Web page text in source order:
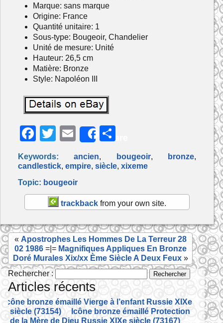
Marque: sans marque
Origine: France
Quantité unitaire: 1
Sous-type: Bougeoir, Chandelier
Unité de mesure: Unité
Hauteur: 26,5 cm
Matière: Bronze
Style: Napoléon III
F
c
e
b
o
o
k
T
itt
er
E
m
ai
l
Share
ar
ta
er
Keywords:ancien, bougeoir, bronze,
candlestick, empire, siècle, xixeme
Topic: bougeoir
trackback from your own site.
« Apostrophes Les Hommes De La Terreur 28
02 1986=|= Magnifiques Appliques En Bronze
Doré Murales Xix/xx Ème Siècle A Deux Feux»
Rechercher :
Articles récents
Icône bronze émaillé Vierge à l’enfant Russie XIXe
siècle (73154)
Icône bronze émaillé Protection
de la Mère de Dieu Russie XIXe siècle (73167)